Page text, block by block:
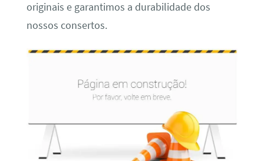
originais e garantimos a durabilidade dos
nossos consertos.